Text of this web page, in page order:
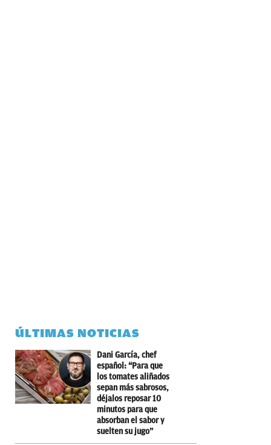
ÚLTIMAS NOTICIAS
Dani García, chef
español: “Para que
los tomates aliñados
sepan más sabrosos,
déjalos reposar 10
minutos para que
absorban el sabor y
suelten su jugo”